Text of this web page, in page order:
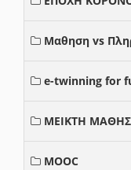
Μαθηση vs
e-twinning for
ΜΕΙΚΤΗ
MOOC